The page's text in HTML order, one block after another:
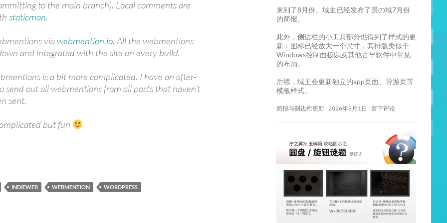
to the main branch). Local comments are
staticman.
via webmention.io. All the webmentions
and integrated with the site on every build.
is a bit more complicated. I have an after-
send out all webmentions from all posts that haven’t
sent.
but fun
INDIEWEB WEBMENTION WORDPRESS
来到了8月份。域主已经发布了景の域7月份
的简报。
此外，侧边栏的小工具部分也得到了样式的更
新：图标已经放大一个尺寸，其排版类似于
Windows控制面板以及其他古早软件中常见
的布局。
后续，域主会更新独立的app页面、导游页等
模板样式。
简报与侧边栏更新 2026年8月1日 留下评论